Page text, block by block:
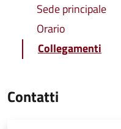
Sede principale
Orario
Collegamenti
Contatti